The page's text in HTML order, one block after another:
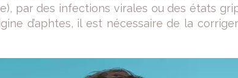
par des infections virales ou des états
d’aphtes, il est nécessaire de la